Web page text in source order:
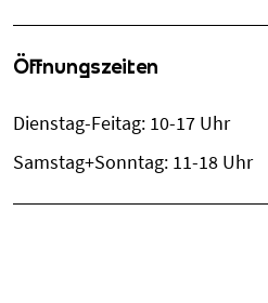
Öffnungszeiten
Dienstag-Feitag: 10-17 Uhr
Samstag+Sonntag: 11-18 Uhr